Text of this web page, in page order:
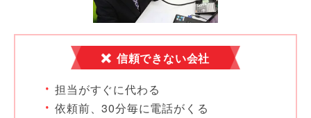
信頼できない会社
担当がすぐに代わる
依頼前、30分毎に電話がくる